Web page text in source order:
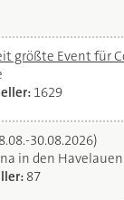
größte Event für
1629
30.08.2026)
in den
87